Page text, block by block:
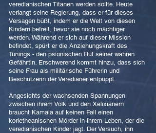
veredianischen Titanen werden sollte. Heute
verlangt seine Regierung, dass er für dieses
Versagen büßt, indem er die Welt von diesen
Kindern befreit, bevor sie noch mächtiger
werden. Während er sich auf dieser Mission
befindet, spürt er die Anziehungskraft des
Tunings - den psionischen Ruf seiner wahren
Gefährtin. Erschwerend kommt hinzu, dass sich
seine Frau als militärische Führerin und
Beschützerin der Veredianer entpuppt.
Angesichts der wachsenden Spannungen
zwischen ihrem Volk und den Xelixianern
braucht Kamala auf keinen Fall einen
korletheanischen Mörder in ihrem Leben, der die
veredianischen Kinder jagt. Der Versuch, ihn